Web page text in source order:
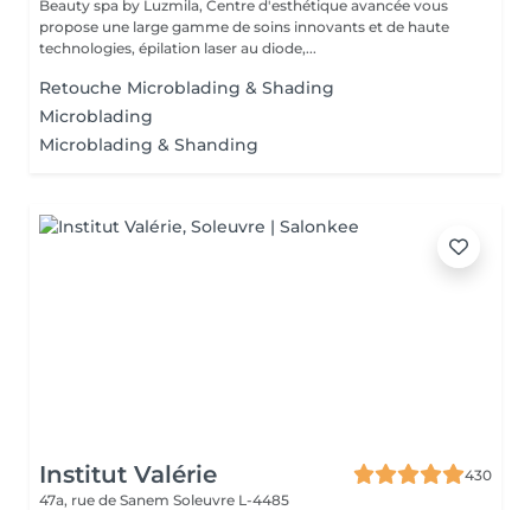
Beauty spa by Luzmila, Centre d'esthétique avancée vous
propose une large gamme de soins innovants et de haute
technologies, épilation laser au diode,...
Retouche Microblading & Shading
Microblading
Microblading & Shanding
Institut Valérie
430
47a, rue de Sanem Soleuvre L-4485